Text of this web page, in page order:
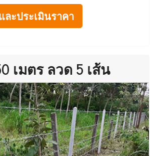
ะประเมินราคา
เมตร ลวด 5 เส้น